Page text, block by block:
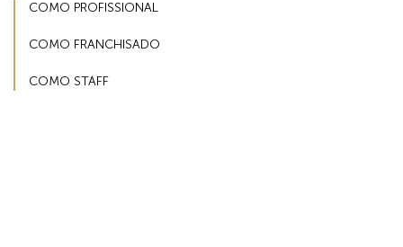
COMO PROFISSIONAL
COMO FRANCHISADO
COMO STAFF